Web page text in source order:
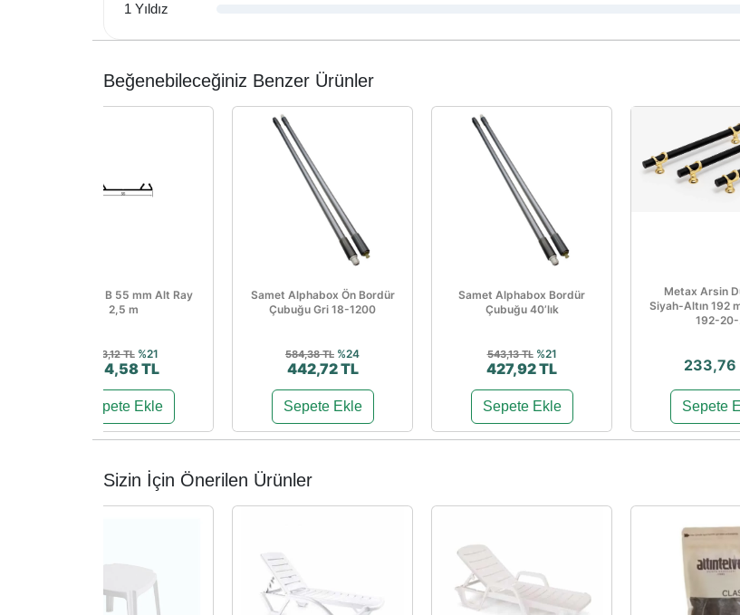
1 Yıldız
Beğenebileceğiniz Benzer Ürünler
MD-1120 B 55 mm Alt Ray
2,5 m
653,12 TL %21
514,58 TL
Sepete Ekle
Samet Alphabox Ön Bordür
Çubuğu Gri 18-1200
584,38 TL %24
442,72 TL
Sepete Ekle
Samet Alphabox Bordür
Çubuğu 40’lık
543,13 TL %21
427,92 TL
Sepete Ekle
Metax Arsin
Siyah-Altın 192
192-20-
233,76
Sepete
Sizin İçin Önerilen Ürünler